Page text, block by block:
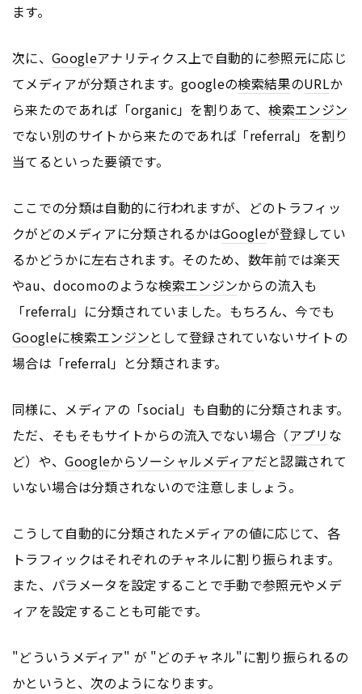
ます。
次に、 Googleアナリティクス上で自動的に参照元に応じ
てメディアが分類されます。googleの検索結果のURLか
ら来たのであれば「organic」を割りあて、検索エンジン
でない別のサイトから来たのであれば「referral」を割り
当てるといった要領です。
ここでの分類は自動的に行われますが、どのトラフィッ
クがどのメディアに分類されるかはGoogleが登録してい
るかどうかに左右されます。そのため、数年前では楽天
やau、docomoのような検索エンジンからの流入も
「referral」に分類されていました。もちろん、今でも
Googleに検索エンジンとして登録されていないサイトの
場合は「referral」と分類されます。
同様に、メディアの「social」も自動的に分類されます。
ただ、そもそもサイトからの流入でない場合（アプリ な
ど）や、Googleからソーシャルメディアだと認識されて
いない場合は分類されないので注意しましょう。
こうして自動的に分類されたメディアの値に応じて、各
トラフィックはそれぞれのチャネルに割り振られます。
また、パラメータを設定することで手動で参照元やメデ
ィアを設定することも可能です。
"どういうメディア" が "どのチャネル"に割り振られるの
かというと、次のようになります。